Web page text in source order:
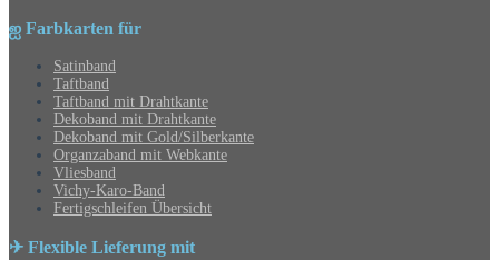
ஐ Farbkarten für
Satinband
Taftband
Taftband mit Drahtkante
Dekoband mit Drahtkante
Dekoband mit Gold/Silberkante
Organzaband mit Webkante
Vliesband
Vichy-Karo-Band
Fertigschleifen Übersicht
✈ Flexible Lieferung mit